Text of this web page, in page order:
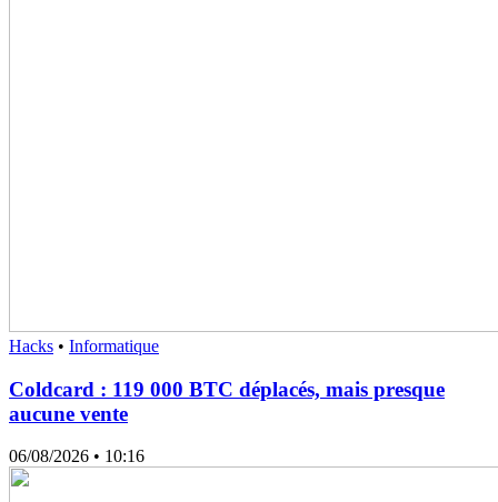
Hacks • Informatique
Coldcard : 119 000 BTC déplacés, mais presque
aucune vente
06/08/2026 • 10:16